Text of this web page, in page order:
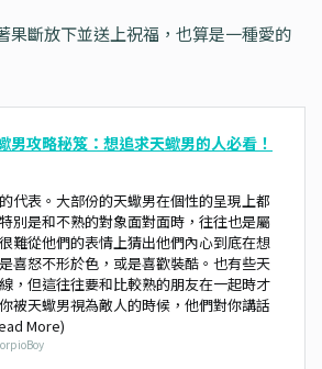
果斷放下並送上祝福，也算是一種愛的
男攻略秘笈：想追求天蠍男的人必看！
代表。大部份的天蠍男在個性的呈現上都
別是和不熟的對象面對面時，往往也是屬
難從他們的表情上猜出他們內心到底在想
喜怒不形於色，或是喜歡裝酷。也有些天
，但這往往要和比較熟的朋友在一起時才
被天蠍男視為敵人的時候，他們對你講話
More)